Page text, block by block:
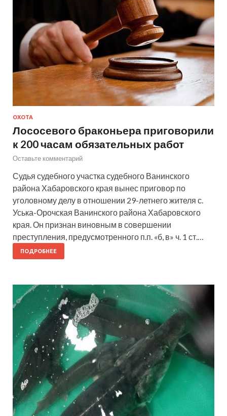
ОХОТА
Лососевого браконьера приговорили
к 200 часам обязательных работ
Оставьте комментарий
Судья судебного участка судебного Ванинского
района Хабаровского края вынес приговор по
уголовному делу в отношении 29-летнего жителя с.
Уська-Орочская Ванинского района Хабаровского
края. Он признан виновным в совершении
преступления, предусмотренного п.п. «б, в» ч. 1 ст.…
ПОДРОБНЕЕ